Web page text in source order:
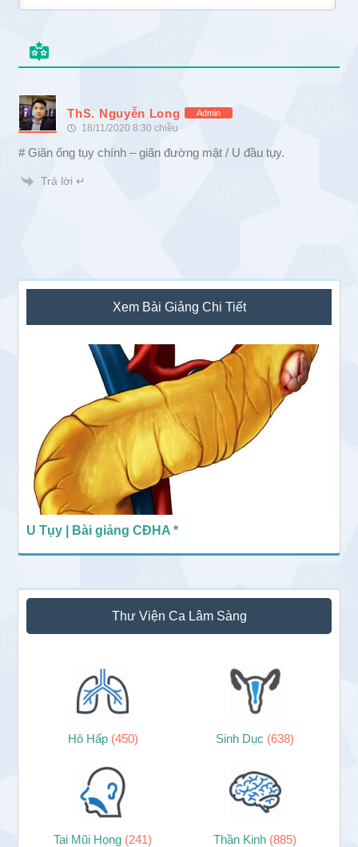
ThS. Nguyễn Long Admin
18/11/2020 8:30 chiều
# Giãn ống tụy chính – giãn đường mật / U đầu tụy.
Trả lời ↵
Sidebar
chính
Xem Bài Giảng Chi Tiết
U Tụy | Bài giảng CĐHA *
Thư Viện Ca Lâm Sàng
Hô Hấp (450) Sinh Dục (638)
Tai Mũi Họng (241) Thần Kinh (885)